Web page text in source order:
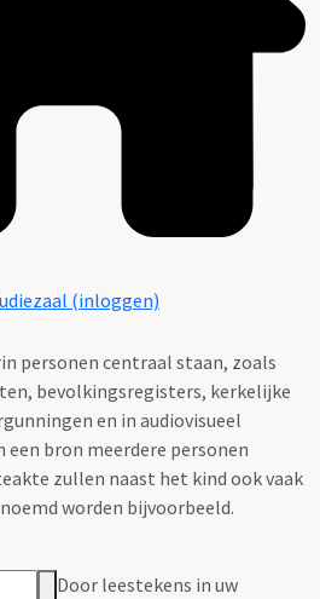
(inloggen)
personen centraal staan, zoals
bevolkingsregisters, kerkelijke
en in audiovisueel
een bron meerdere personen
zullen naast het kind ook vaak
worden bijvoorbeeld.
Door leestekens in uw